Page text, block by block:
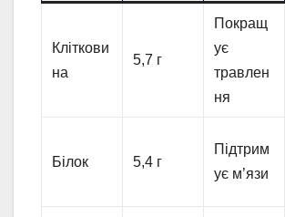
Кліткови
на
5,7 г
Покращ
ує
травлен
ня
Білок 5,4 г
Підтрим
ує м’язи